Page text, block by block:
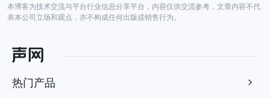
本博客为技术交流与平台行业信息分享平台，内容仅供交流参考，文章内容不代
表本公司立场和观点，亦不构成任何出版或销售行为。
热门产品